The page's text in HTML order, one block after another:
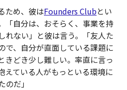
ため、彼はFounders Clubとい
「自分は、おそらく、事業を持
れない」と彼は言う。「友人た
で、自分が直面している課題に
きどき少し難しい。率直に言っ
えている人がもっといる環境に
だ」